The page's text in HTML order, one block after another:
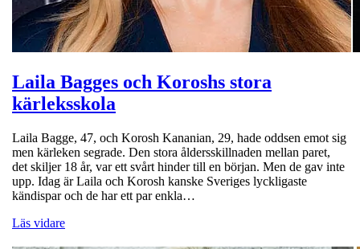
Laila Bagges och Koroshs stora
kärleksskola
Laila Bagge, 47, och Korosh Kananian, 29, hade oddsen emot sig
men kärleken segrade. Den stora åldersskillnaden mellan paret,
det skiljer 18 år, var ett svårt hinder till en början. Men de gav inte
upp. Idag är Laila och Korosh kanske Sveriges lyckligaste
kändispar och de har ett par enkla…
Läs vidare